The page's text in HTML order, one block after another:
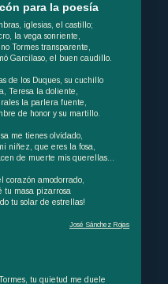
para la poesía
iglesias, el castillo;
la vega sonriente,
Tormes transparente,
Garcilaso, el buen caudillo.
de los Duques, su cuchillo
Teresa la doliente,
la parlera fuente,
de honor y su martillo.
me tienes olvidado,
niñez, que eres la fosa,
de muerte mis querellas...
corazón amodorrado,
tu masa pizarrosa
tu solar de estrellas!
José Sánchez Rojas
tu quietud me duele